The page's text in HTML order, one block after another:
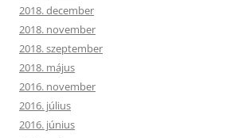
2018. december
2018. november
2018. szeptember
2018. május
2016. november
2016. július
2016. június